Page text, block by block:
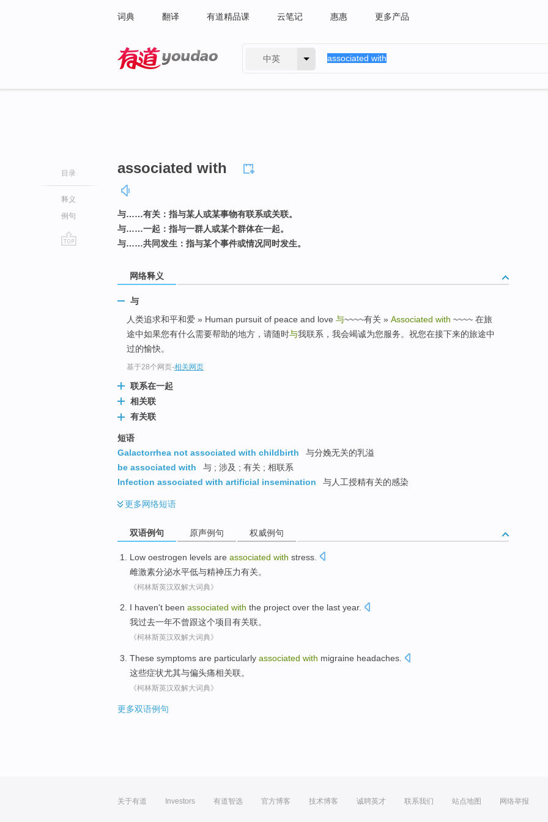
词典 翻译 有道精品课 云笔记 惠惠 更多产品
中英
目录
释义
例句
associated with
与……有关：指与某人或某事物有联系或关联。
与……一起：指与一群人或某个群体在一起。
与……共同发生：指与某个事件或情况同时发生。
网络释义
与
人类追求和平和爱 » Human pursuit of peace and love 与~~~~有关 » Associated with ~~~~ 在旅
途中如果您有什么需要帮助的地方，请随时与我联系，我会竭诚为您服务。祝您在接下来的旅途中
过的愉快。
基于28个网页-相关网页
联系在一起
相关联
有关联
短语
Galactorrhea not associated with childbirth
与分娩无关的乳溢
be associated with
与 ; 涉及 ; 有关 ; 相联系
Infection associated with artificial insemination
与人工授精有关的感染
更多网络短语
双语例句 原声例句 权威例句
Low oestrogen levels are associated with stress
雌激素分泌水平低与精神压力有关。
《柯林斯英汉双解大词典》
I haven't been associated with the project over the last year.
我过去一年不曾跟这个项目有关联。
《柯林斯英汉双解大词典》
These symptoms are particularly associated with migraine headaches
这些症状尤其与偏头痛相关联。
《柯林斯英汉双解大词典》
更多双语例句
关于有道 Investors 有道智选 官方博客 技术博客 诚聘英才 联系我们 站点地图 网络举报